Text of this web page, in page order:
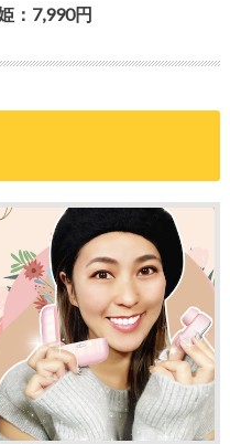
：7,990円